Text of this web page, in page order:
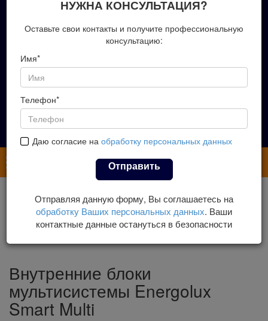
+7(423)202-51-00
Запись на замер
Главная Каталог
Кондиционеры
Мультисплит-системы
Мультисистемы Energolux
Внутренние блоки Energolux
Внутренние блоки мультисистемы Energolux Smart Multi
Внутренние блоки
мультисистемы Energolux
Smart Multi
НУЖНА КОНСУЛЬТАЦИЯ?
Оставьте свои контакты и получите профессиональную
консультацию:
Имя*
Телефон*
Даю согласие на обработку персональных данных
Отправить
Отправляя данную форму, Вы соглашаетесь на
обработку Ваших персональных данных. Ваши
контактные данные остануться в безопасности